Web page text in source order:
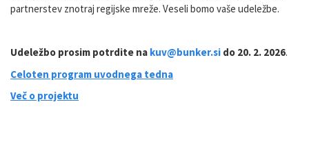
partnerstev znotraj regijske mreže. Veseli bomo vaše udeležbe.
Udeležbo prosim potrdite na kuv@bunker.si do 20. 2. 2026.
Celoten program uvodnega tedna
Več o projektu